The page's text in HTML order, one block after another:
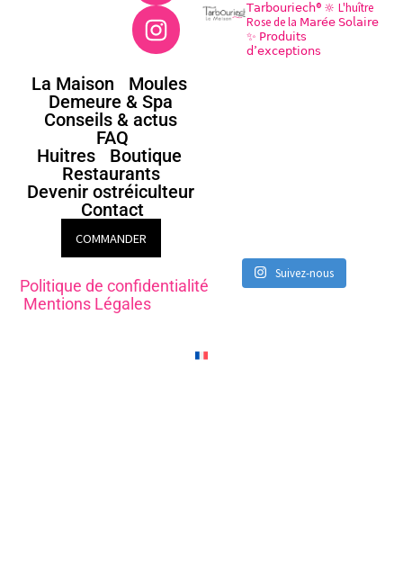
La Maison
Moules
Demeure & Spa
Conseils & actus
FAQ
Huitres
Boutique
Restaurants
Devenir ostréiculteur
Contact
COMMANDER
Politique de confidentialité
Mentions Légales
𝖳𝖺𝗋𝖻𝗈𝗎𝗋𝗂𝖾𝖼𝗁® 🔆 L'huître
Rose de la 𝖬𝖺𝗋𝖾́𝖾 𝖲𝗈𝗅𝖺𝗂𝗋𝖾
✨ 𝖯𝗋𝗈𝖽𝗎𝗂𝗍𝗌
𝖽’𝖾𝗑𝖼𝖾𝗉𝗍𝗂𝗈𝗇𝗌
Suivez-nous